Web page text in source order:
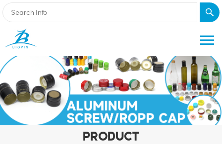
PRODUCT